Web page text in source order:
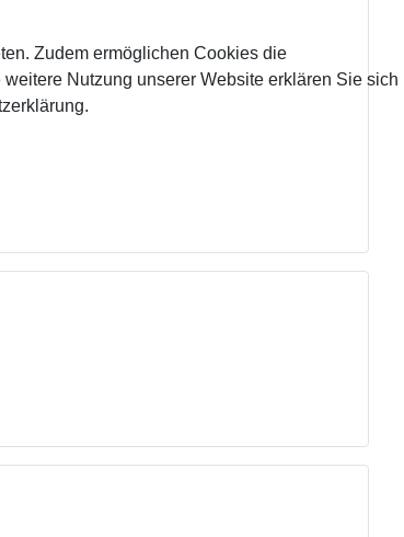
Zudem ermöglichen Cookies die
Nutzung unserer Website erklären Sie sich